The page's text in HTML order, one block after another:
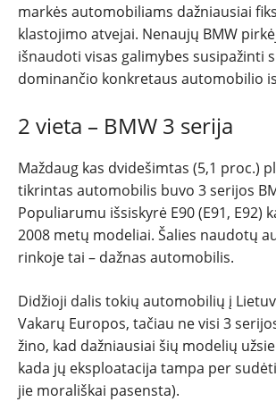
markės automobiliams dažniausiai
klastojimo atvejai. Nenaujų BMW
išnaudoti visas galimybes susipažinti
dominančio konkretaus automobilio
2 vieta – BMW 3 serija
Maždaug kas dvidešimtas (5,1 proc.)
tikrintas automobilis buvo 3 serijos
Populiarumu išsiskyrė E90 (E91, E92)
2008 metų modeliai. Šalies naudotų
rinkoje tai – dažnas automobilis.
Didžioji dalis tokių automobilių į
Vakarų Europos, tačiau ne visi 3
žino, kad dažniausiai šių modelių
kada jų eksploatacija tampa per
jie morališkai pasensta).